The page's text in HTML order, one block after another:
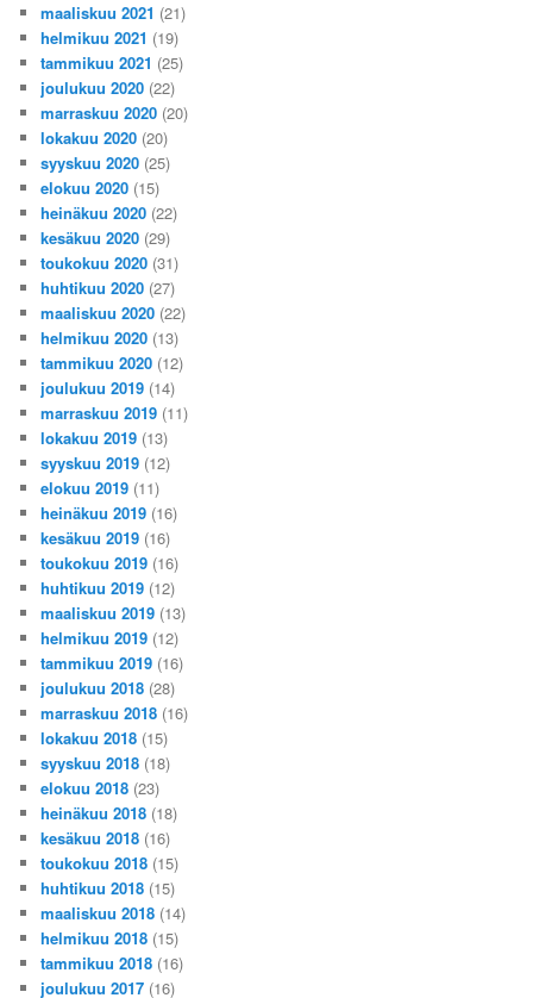
maaliskuu 2021 (21)
helmikuu 2021 (19)
tammikuu 2021 (25)
joulukuu 2020 (22)
marraskuu 2020 (20)
lokakuu 2020 (20)
syyskuu 2020 (25)
elokuu 2020 (15)
heinäkuu 2020 (22)
kesäkuu 2020 (29)
toukokuu 2020 (31)
huhtikuu 2020 (27)
maaliskuu 2020 (22)
helmikuu 2020 (13)
tammikuu 2020 (12)
joulukuu 2019 (14)
marraskuu 2019 (11)
lokakuu 2019 (13)
syyskuu 2019 (12)
elokuu 2019 (11)
heinäkuu 2019 (16)
kesäkuu 2019 (16)
toukokuu 2019 (16)
huhtikuu 2019 (12)
maaliskuu 2019 (13)
helmikuu 2019 (12)
tammikuu 2019 (16)
joulukuu 2018 (28)
marraskuu 2018 (16)
lokakuu 2018 (15)
syyskuu 2018 (18)
elokuu 2018 (23)
heinäkuu 2018 (18)
kesäkuu 2018 (16)
toukokuu 2018 (15)
huhtikuu 2018 (15)
maaliskuu 2018 (14)
helmikuu 2018 (15)
tammikuu 2018 (16)
joulukuu 2017 (16)